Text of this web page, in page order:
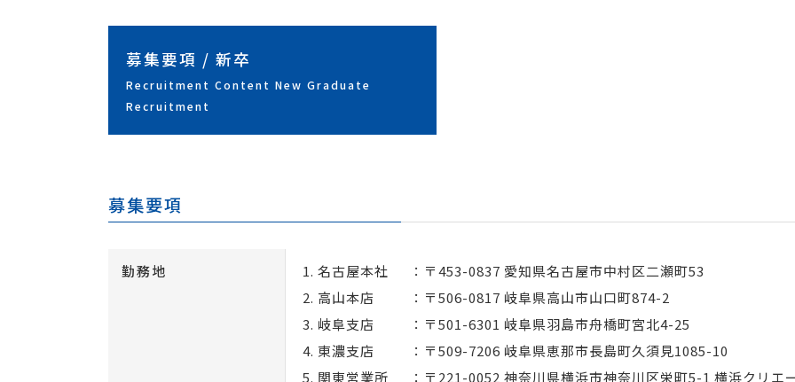
募集要項 / 新卒
Recruitment Content New Graduate
Recruitment
募集要項
勤務地 名古屋本社
〒453-0837 愛知県名古屋市中村区二瀬町53
高山本店
〒506-0817 岐阜県高山市山口町874-2
岐阜支店
〒501-6301 岐阜県羽島市舟橋町宮北4-25
東濃支店
〒509-7206 岐阜県恵那市長島町久須見1085-10
関東営業所
〒221-0052 神奈川県横浜市神奈川区栄町5-1 横浜クリエ